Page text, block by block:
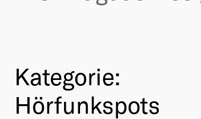
Kategorie:
Hörfunkspots